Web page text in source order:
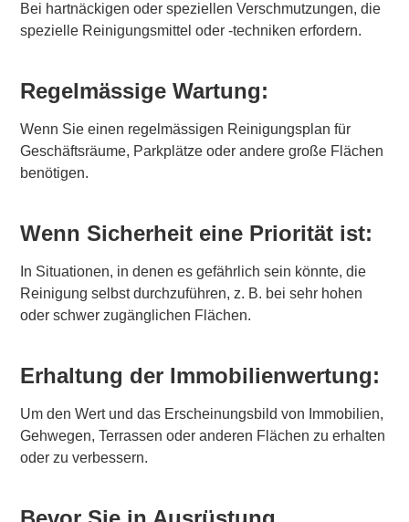
Bei hartnäckigen oder speziellen Verschmutzungen, die
spezielle Reinigungsmittel oder -techniken erfordern.
Regelmässige Wartung:
Wenn Sie einen regelmässigen Reinigungsplan für
Geschäftsräume, Parkplätze oder andere große Flächen
benötigen.
Wenn Sicherheit eine Priorität ist:
In Situationen, in denen es gefährlich sein könnte, die
Reinigung selbst durchzuführen, z. B. bei sehr hohen
oder schwer zugänglichen Flächen.
Erhaltung der Immobilienwertung:
Um den Wert und das Erscheinungsbild von Immobilien,
Gehwegen, Terrassen oder anderen Flächen zu erhalten
oder zu verbessern.